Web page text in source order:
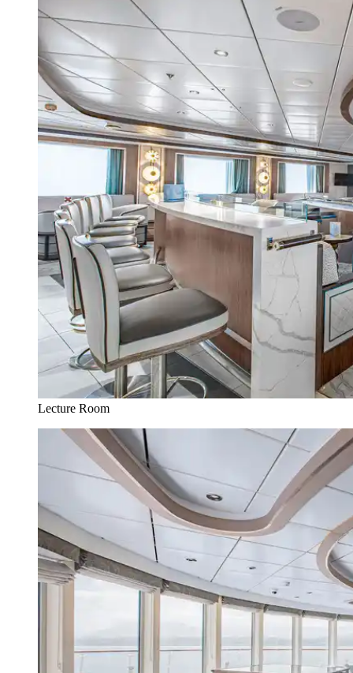
Lecture Room